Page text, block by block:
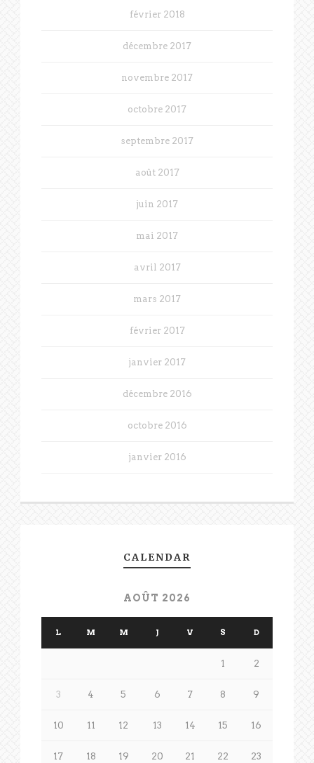
février 2018
décembre 2017
novembre 2017
octobre 2017
septembre 2017
août 2017
juin 2017
mai 2017
avril 2017
mars 2017
février 2017
janvier 2017
décembre 2016
octobre 2016
janvier 2016
CALENDAR
AOÛT 2026
L M M J V S D
1 2
3 4 5 6 7 8 9
10 11 12 13 14 15 16
17 18 19 20 21 22 23